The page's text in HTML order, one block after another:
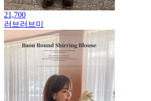
21,700
러브러브미